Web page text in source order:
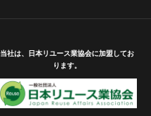
当社は、日本リユース業協会に加盟してお
ります。